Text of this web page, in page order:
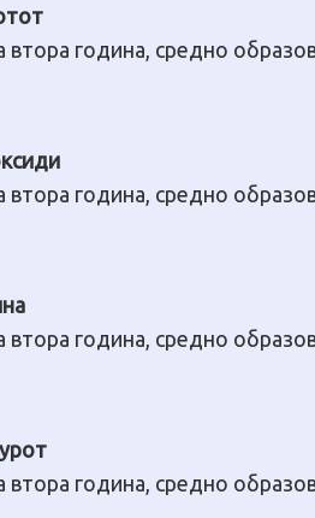
втора година, средно
втора година, средно
втора година, средно
втора година, средно